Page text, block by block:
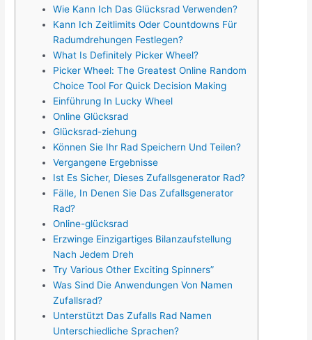
Wie Kann Ich Das Glücksrad Verwenden?
Kann Ich Zeitlimits Oder Countdowns Für
Radumdrehungen Festlegen?
What Is Definitely Picker Wheel?
Picker Wheel: The Greatest Online Random
Choice Tool For Quick Decision Making
Einführung In Lucky Wheel
Online Glücksrad
Glücksrad-ziehung
Können Sie Ihr Rad Speichern Und Teilen?
Vergangene Ergebnisse
Ist Es Sicher, Dieses Zufallsgenerator Rad?
Fälle, In Denen Sie Das Zufallsgenerator
Rad?
Online-glücksrad
Erzwinge Einzigartiges Bilanzaufstellung
Nach Jedem Dreh
Try Various Other Exciting Spinners”
Was Sind Die Anwendungen Von Namen
Zufallsrad?
Unterstützt Das Zufalls Rad Namen
Unterschiedliche Sprachen?